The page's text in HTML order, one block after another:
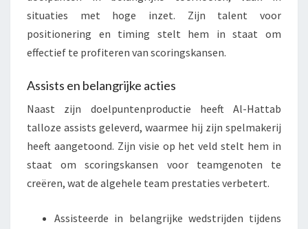
situaties met hoge inzet. Zijn talent voor
positionering en timing stelt hem in staat om
effectief te profiteren van scoringskansen.
Assists en belangrijke acties
Naast zijn doelpuntenproductie heeft Al-Hattab
talloze assists geleverd, waarmee hij zijn spelmakerij
heeft aangetoond. Zijn visie op het veld stelt hem in
staat om scoringskansen voor teamgenoten te
creëren, wat de algehele team prestaties verbetert.
Assisteerde in belangrijke wedstrijden tijdens